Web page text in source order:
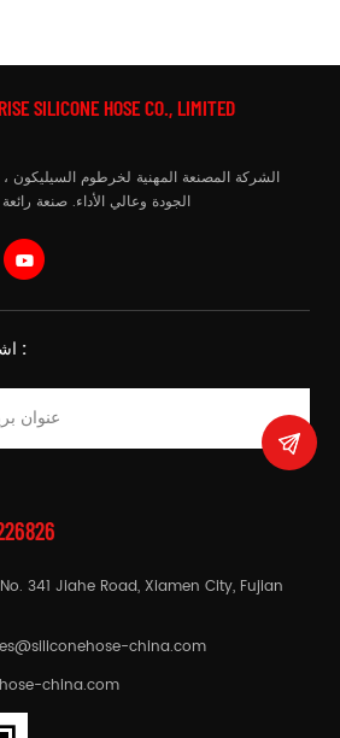
SILICONE HOSE CO., LIMITED
الشركة المصنعة المهنية لخرطوم
الجودة وعالي الأداء. صنعة
اشترك في نشرتنا الإخبارية :
china.com
china.com